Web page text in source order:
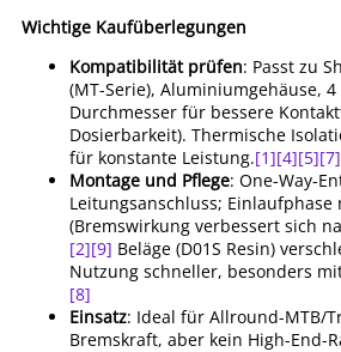
Wichtige Kaufüberlegungen
Kompatibilität prüfen: Passt zu
(MT-Serie), Aluminiumgehäuse, 4
Durchmesser für bessere
Dosierbarkeit). Thermische
für konstante Leistung.[1][4][5][7]
Montage und Pflege: One-Way-
Leitungsanschluss; Einlaufphase
(Bremswirkung verbessert sich
[2][9] Beläge (D01S Resin)
Nutzung schneller, besonders
[8]
Einsatz: Ideal für Allround-MTB/
Bremskraft, aber kein High-End-